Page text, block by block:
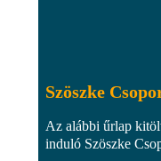
Szöszke
Az alábbi űrlap
induló Szöszke